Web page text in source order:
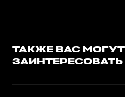
ТАКЖЕ ВАС МОГУТ
ЗАИНТЕРЕСОВАТЬ